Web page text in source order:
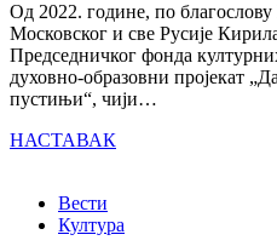
Од 2022. године, по
Московског и све Русије
Председничког фонда
духовно-образовни пројекат
пустињи“, чији…
НАСТАВАК
Вести
Култура